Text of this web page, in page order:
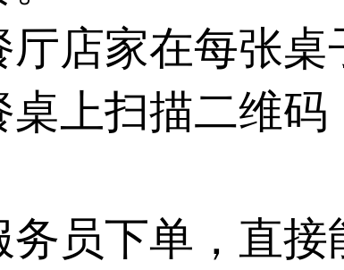
店家在每张
上扫描二维
员下单，直接